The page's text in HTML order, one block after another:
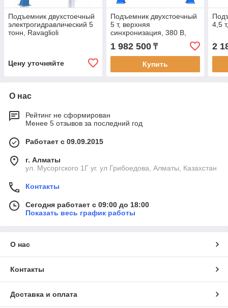
Подъемник двухстоечный
электрогидравлический 5
тонн, Ravaglioli
Цену уточняйте
Подъемник двухстоечный
5 т, верхняя
синхронизация, 380 В,
1 982 500₸
Купить
4,5
2
О нас
Рейтинг не сформирован
Менее 5 отзывов за последний год
Работает с 09.09.2015
г. Алматы
ул. Мусоргского 1Г уг. ул Грибоедова, Алматы, Казахстан
Контакты
Сегодня работает с 09:00 до 18:00
Показать весь график работы
О нас
Контакты
Доставка и оплата